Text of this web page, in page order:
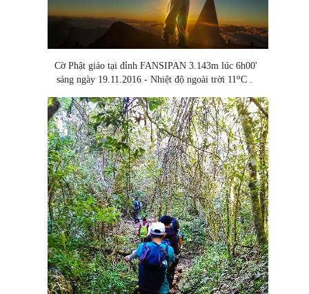
Cờ Phật giáo tại đỉnh FANSIPAN 3.143m lúc 6h00'
sáng ngày 19.11.2016 - Nhiệt độ ngoài trời 11 oC .